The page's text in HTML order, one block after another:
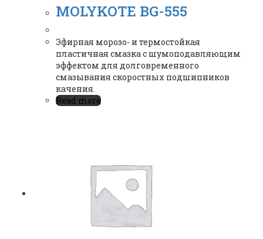
MOLYKOTE BG-555
Эфирная морозо- и термостойкая
пластичная смазка с шумоподавляющим
эффектом для долговременного
смазывания скоростных подшипников
качения.
Read more